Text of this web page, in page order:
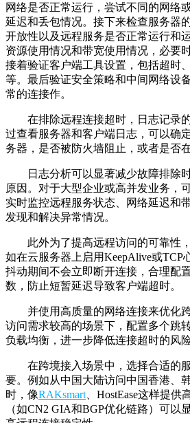
网络是否正常运行，尝试不同的网络
延迟和丢包情况。接下来检查服务器
开放性以及远程服务是否正常运行和
资源使用情况和带宽使用情况，必要
接着验证客户端工具设置，包括超时
等。最后验证安全策略和中间网络设
常的连接作。
在排除远程连接超时，日志记录
过查看服务器和客户端日志，可以确
务器，是否被防火墙阻止，或者是否
日志分析可以显著减少故障排除
原因。对于大型企业或高并发业务，
实时监控远程服务状态、网络延迟和
发现和解决异常情况。
此外为了提高远程访问的可靠性
如在云服务器上启用KeepAlive或TCP
抖动期间不会立即断开连接，合理配
数，防止短暂延迟导致客户端超时。
并使用高质量的网络连接来优化
访问需求较高的场景下，配置多个跳
负载均衡，进一步降低连接超时的风险
在跨境接入场景中，选择合适的
要。例如从中国大陆访问中国香港、
时，像RAKsmart​ 、HostEase​这样提
（如CN2 GIA和BGP优化链路）可以